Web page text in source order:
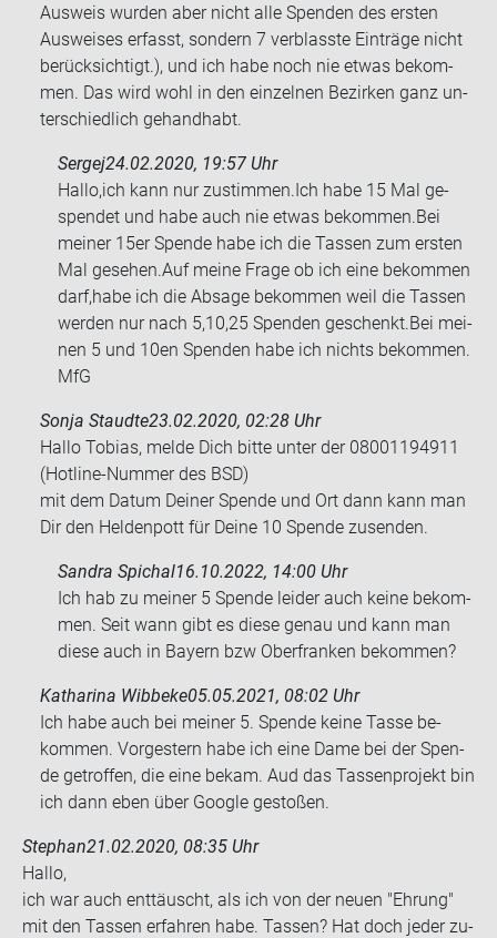
Aus­weis wur­den aber nicht alle Spen­den des ers­ten
Aus­wei­ses er­fasst, son­dern 7 ver­blass­te Ein­trä­ge nicht
be­rück­sich­tigt.), und ich habe noch nie etwas be­kom­
men. Das wird wohl in den ein­zel­nen Be­zir­ken ganz un­
ter­schied­lich ge­hand­habt.
Sergej24.02.2020, 19:57 Uhr
Hallo,ich kann nur zu­stim­men.Ich habe 15 Mal ge­
spen­det und habe auch nie etwas be­kom­men.Bei
mei­ner 15er Spen­de habe ich die Tas­sen zum ers­ten
Mal ge­se­hen.Auf meine Frage ob ich eine be­kom­men
darf,habe ich die Ab­sa­ge be­kom­men weil die Tas­sen
wer­den nur nach 5,10,25 Spen­den ge­schenkt.Bei mei­
nen 5 und 10en Spen­den habe ich nichts be­kom­men.
MfG
Sonja Staudte23.02.2020, 02:28 Uhr
Hallo To­bi­as, melde Dich bitte unter der 08001194911
(Hotline-​Nummer des BSD)
mit dem Datum Dei­ner Spen­de und Ort dann kann man
Dir den Hel­den­pott für Deine 10 Spen­de zu­sen­den.
Sandra Spichal16.10.2022, 14:00 Uhr
Ich hab zu mei­ner 5 Spen­de lei­der auch keine be­kom­
men. Seit wann gibt es diese genau und kann man
diese auch in Bay­ern bzw Ober­fran­ken be­kom­men?
Katharina Wibbeke05.05.2021, 08:02 Uhr
Ich habe auch bei mei­ner 5. Spen­de keine Tasse be­
kom­men. Vor­ges­tern habe ich eine Dame bei der Spen­
de ge­trof­fen, die eine bekam. Aud das Tas­sen­pro­jekt bin
ich dann eben über Goog­le ge­sto­ßen.
Stephan21.02.2020, 08:35 Uhr
Hallo,
ich war auch ent­täuscht, als ich von der neuen "Eh­rung"
mit den Tas­sen er­fah­ren habe. Tas­sen? Hat doch jeder zu­